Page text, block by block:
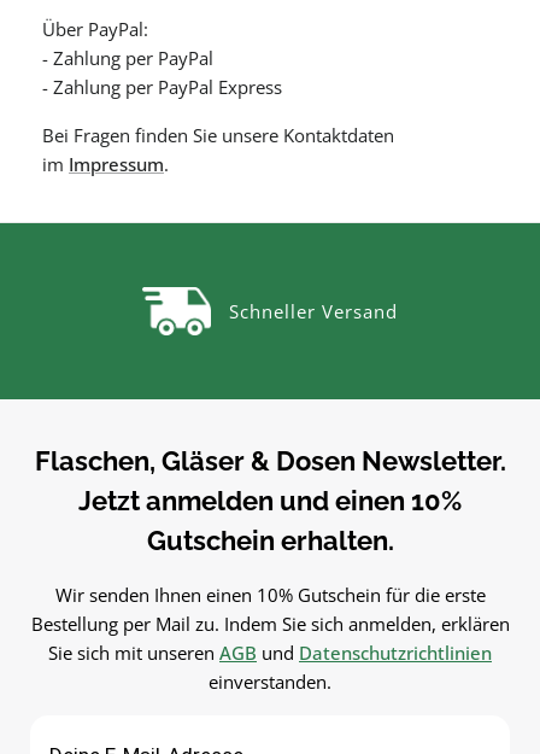
Über PayPal:
- Zahlung per PayPal
- Zahlung per PayPal Express
Bei Fragen finden Sie unsere Kontaktdaten
im Impressum.
Schneller Versand
Flaschen, Gläser & Dosen Newsletter.
Jetzt anmelden und einen 10%
Gutschein erhalten.
Wir senden Ihnen einen 10% Gutschein für die erste
Bestellung per Mail zu. Indem Sie sich anmelden, erklären
Sie sich mit unseren AGB und Datenschutzrichtlinien
einverstanden.